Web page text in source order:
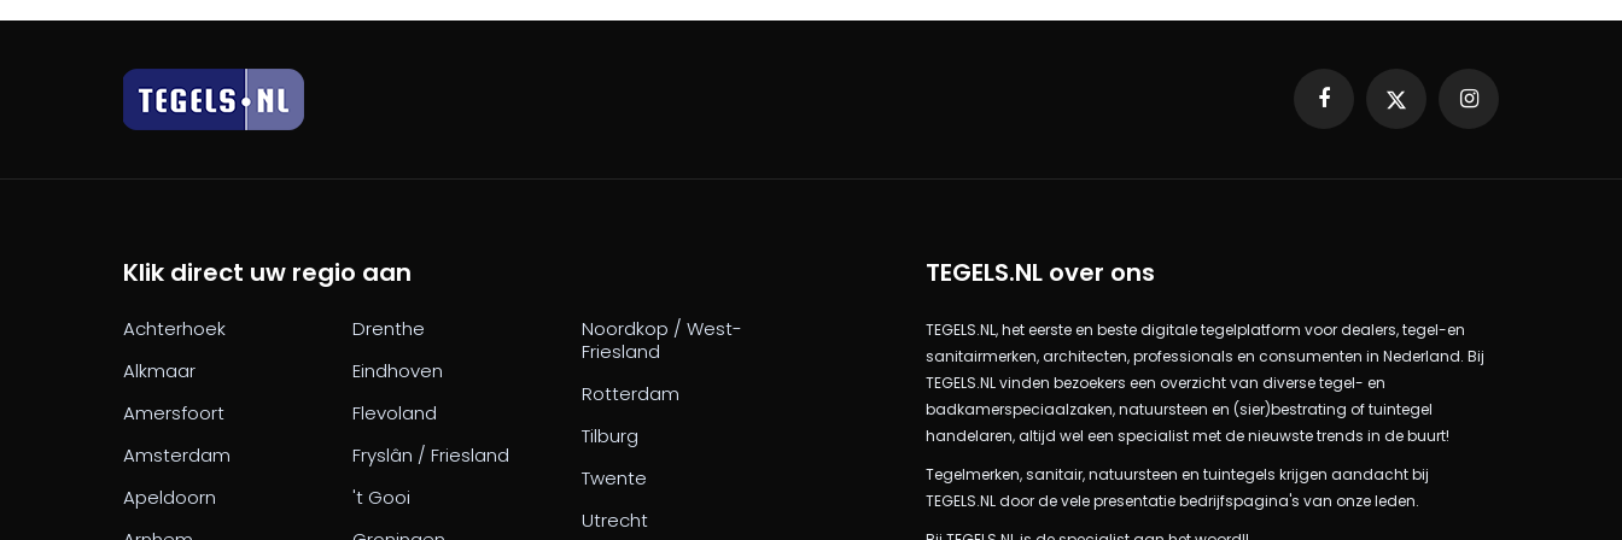
Facebook Instagram
Klik direct uw regio aan
Achterhoek
Alkmaar
Amersfoort
Amsterdam
Apeldoorn
Drenthe
Eindhoven
Flevoland
Fryslân / Friesland
't Gooi
Noordkop / West-
Friesland
Rotterdam
Tilburg
Twente
Utrecht
TEGELS.NL over ons
TEGELS.NL, het eerste en beste digitale tegelplatform voor dealers, tegel-en
sanitairmerken, architecten, professionals en consumenten in Nederland. Bij
TEGELS.NL vinden bezoekers een overzicht van diverse tegel- en
badkamerspeciaalzaken, natuursteen en (sier)bestrating of tuintegel
handelaren, altijd wel een specialist met de nieuwste trends in de buurt!
Tegelmerken, sanitair, natuursteen en tuintegels krijgen aandacht bij
TEGELS.NL door de vele presentatie bedrijfspagina's van onze leden.